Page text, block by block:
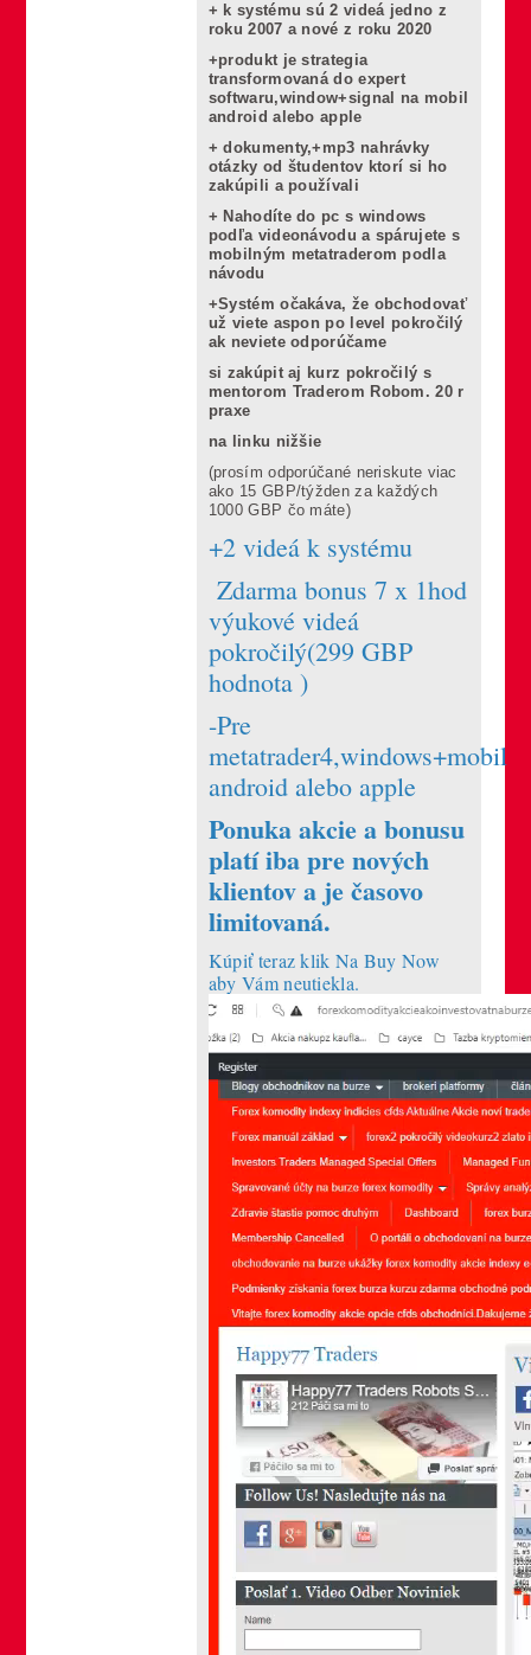
+ k systému sú 2 videá jedno z
roku 2007 a nové z roku 2020
+produkt je strategia
transformovaná do expert
softwaru,window+signal na mobil
android alebo apple
+ dokumenty,+mp3 nahrávky
otázky od študentov ktorí si ho
zakúpili a používali
+ Nahodíte do pc s windows
podľa videonávodu a spárujete s
mobilným metatraderom podla
návodu
+Systém očakáva, že obchodovať
už viete aspon po level pokročilý
ak neviete odporúčame
si zakúpit aj kurz pokročilý s
mentorom Traderom Robom. 20 r
praxe
na linku nižšie
(prosím odporúčané neriskute viac
ako 15 GBP/týžden za každých
1000 GBP čo máte)
+2 videá k systému
Zdarma bonus 7 x 1hod
výukové videá
pokročilý(299 GBP
hodnota )
-Pre
metatrader4,windows+mobil
android alebo apple
Ponuka akcie a bonusu
platí iba pre nových
klientov a je časovo
limitovaná.
Kúpiť teraz klik Na Buy Now
aby Vám neutiekla.